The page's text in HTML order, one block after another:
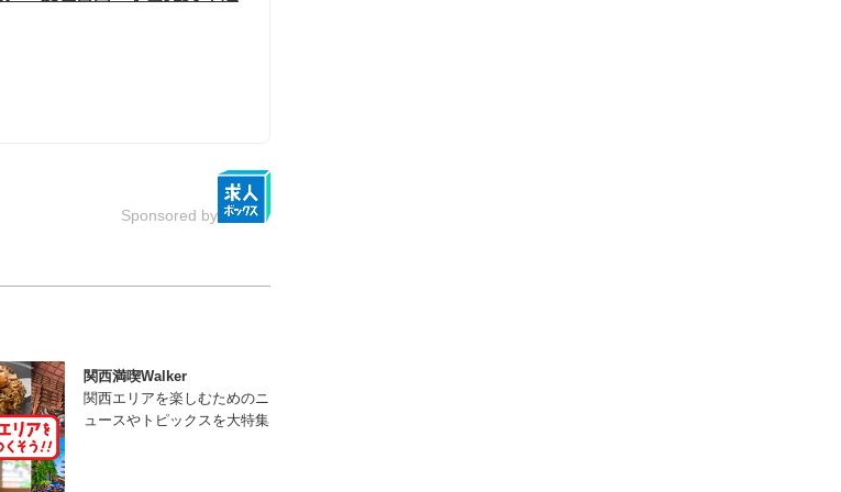
Sponsored by
関西満喫Walker
関西エリアを楽しむためのニ
ュースやトピックスを大特集